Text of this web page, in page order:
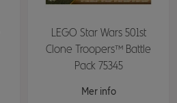
LEGO Star Wars 501st
Clone Troopers™ Battle
Pack 75345
Mer info